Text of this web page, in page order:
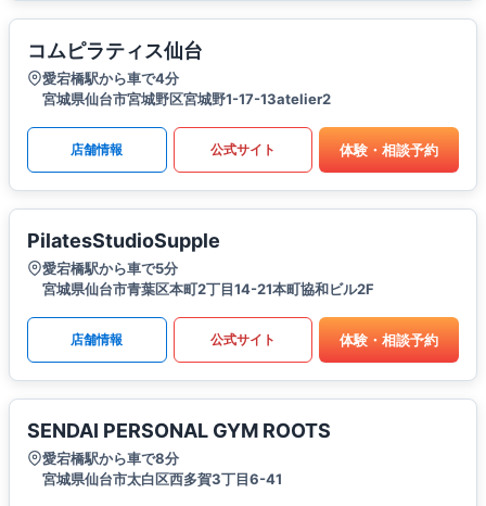
コムピラティス仙台
愛宕橋駅から車で4分
宮城県仙台市宮城野区宮城野1-17-13atelier2
店舗情報 公式サイト 体験・相談予約
PilatesStudioSupple
愛宕橋駅から車で5分
宮城県仙台市青葉区本町2丁目14-21本町協和ビル2F
店舗情報 公式サイト 体験・相談予約
SENDAI PERSONAL GYM ROOTS
愛宕橋駅から車で8分
宮城県仙台市太白区西多賀3丁目6-41